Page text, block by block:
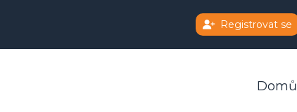
Registrovat se
Domů